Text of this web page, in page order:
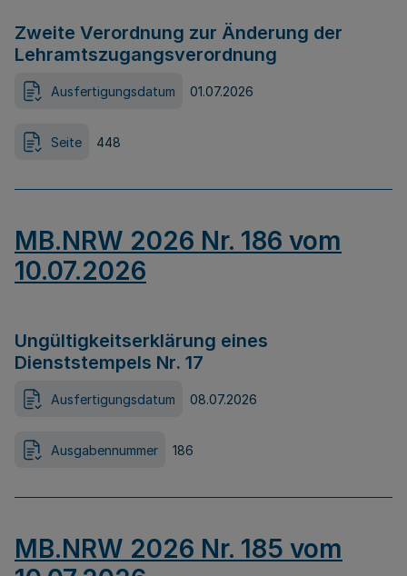
Zweite Verordnung zur Änderung der
Lehramtszugangsverordnung
Ausfertigungsdatum 01.07.2026
Seite 448
MB.NRW 2026 Nr. 186 vom
10.07.2026
Ungültigkeitserklärung eines
Dienststempels Nr. 17
Ausfertigungsdatum 08.07.2026
Ausgabennummer 186
MB.NRW 2026 Nr. 185 vom